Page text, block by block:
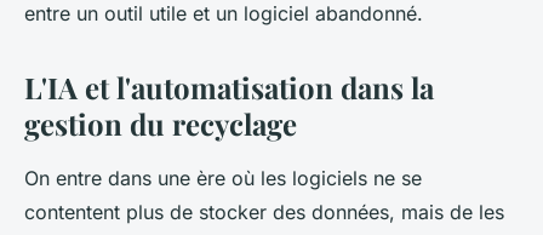
entre un outil utile et un logiciel abandonné.
L'IA et l'automatisation dans la
gestion du recyclage
On entre dans une ère où les logiciels ne se
contentent plus de stocker des données, mais de les